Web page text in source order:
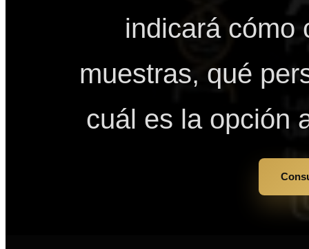
indicará cómo
muestras, qué
cuál es la opción